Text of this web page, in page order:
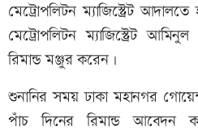
মেট্রোপলিটন ম্যাজিস্ট্রেট
মেট্রোপলিটন ম্যাজিস্ট্রেট
রিমান্ড মঞ্জুর করেন।
শুনানির সময় ঢাকা মহানগর
পাঁচ দিনের রিমান্ড আবেদন